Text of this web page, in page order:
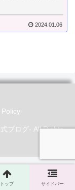
2024.01.06
ブログ- All Rights
トップ サイドバー